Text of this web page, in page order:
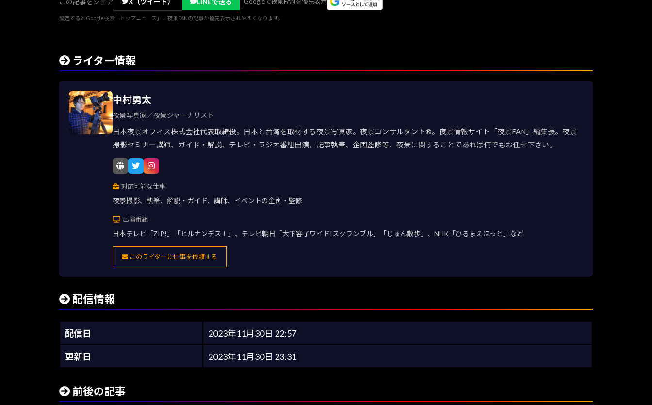
Googleで夜景FANを優先表示
設定するとGoogle検索「トップニュース」に夜景FANの記事が優先表示されやすくなります。
ライター情報
中村勇太
夜景写真家／夜景ジャーナリスト
日本夜景オフィス株式会社代表取締役。日本と台湾を取材する夜景写真家。夜景コンサルタント®。夜景情報サイト「夜景FAN」編集長。夜景
撮影セミナー講師、ガイド・解説、テレビ・ラジオ番組出演、記事執筆、企画監修等、夜景に関することであれば何でもお任せ下さい。
対応可能な仕事
夜景撮影、執筆、解説・ガイド、講師、イベントの企画・監修
出演番組
日本テレビ「ZIP!」「ヒルナンデス！」、テレビ朝日「大下容子ワイド!スクランブル」「じゅん散歩」、NHK「ひるまえほっと」など
このライターに仕事を依頼する
配信情報
配信日 2023年11月30日 22:57
更新日 2023年11月30日 23:31
前後の記事